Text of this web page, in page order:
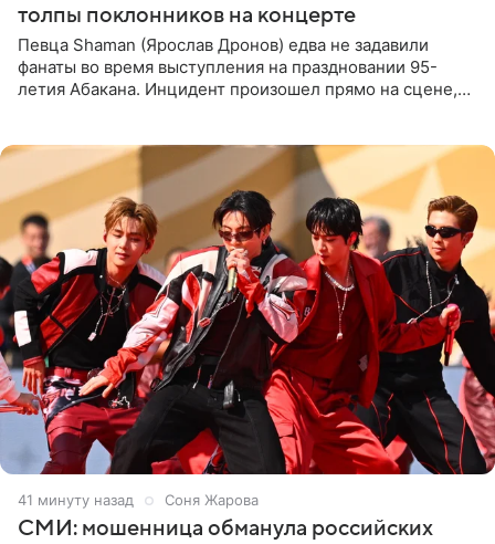
толпы поклонников на концерте
Певца Shaman (Ярослав Дронов) едва не задавили
фанаты во время выступления на праздновании 95-
летия Абакана. Инцидент произошел прямо на сцене,
41 минуту назад Соня Жарова
СМИ: мошенница обманула российских